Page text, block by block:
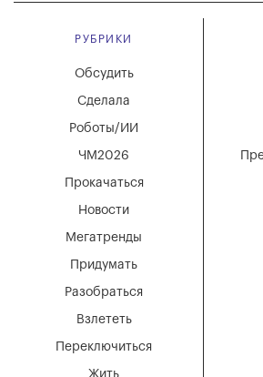
РУБРИКИ
Мегатренды
Придумать
Разобраться
Взлететь
Новости
Переключиться
Обсудить
Сделала
Роботы/ИИ
ЧМ2026
Прокачаться